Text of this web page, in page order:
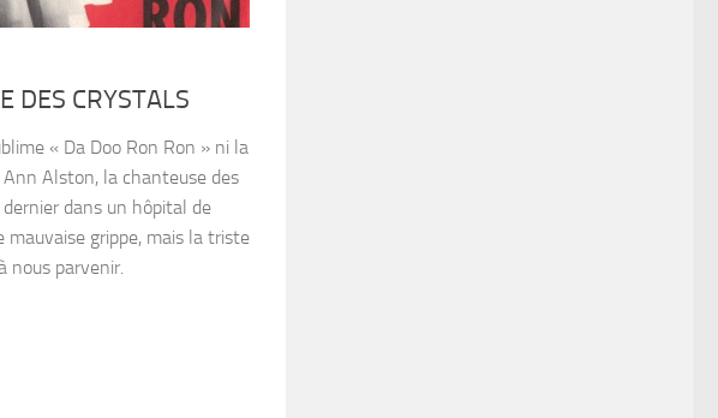
DES CRYSTALS
« Da Doo Ron Ron » ni la
Alston, la chanteuse des
dans un hôpital de
mauvaise grippe, mais la triste
nous parvenir.